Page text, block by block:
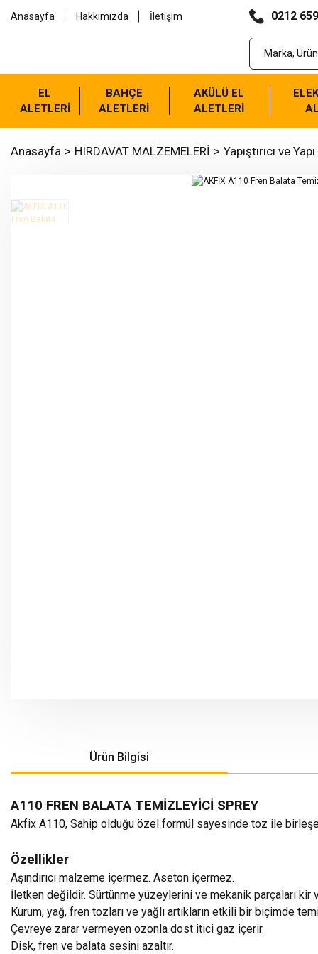
Anasayfa Hakkımızda İletişim 0212
EL
ALETLERİ
BAHÇE
ALETLERİ
AKÜLÜ EL
ALETLERİ
Anasayfa HIRDAVAT MALZEMELERİ Yapıştırıcı ve
Ürün Bilgisi
A110 FREN BALATA TEMİZLEYİCİ SPREY
Akfix A110, Sahip olduğu özel formül sayesinde toz ile
Özellikler
Aşındırıcı malzeme içermez. Aseton içermez.
İletken değildir. Sürtünme yüzeylerini ve mekanik parçaları kir
Kurum, yağ, fren tozları ve yağlı artıkların etkili bir biçimde
Çevreye zarar vermeyen ozonla dost itici gaz içerir.
Disk, fren ve balata sesini azaltır.